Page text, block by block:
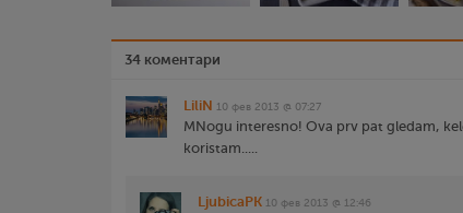
34 коментари
LiliN 10 фев 2013 @ 07:27
MNogu interesno! Ova prv pat gledam,
koristam.....
LjubicaPK 10 фев 2013 @ 12:46